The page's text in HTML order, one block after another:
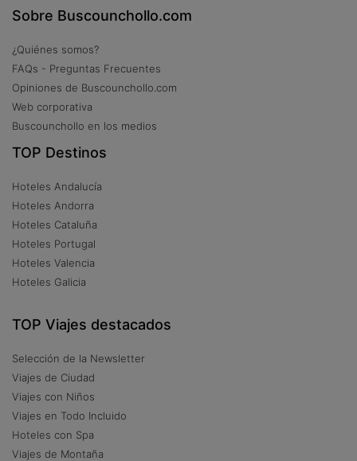
Sobre Buscounchollo.com
¿Quiénes somos?
FAQs - Preguntas Frecuentes
Opiniones de Buscounchollo.com
Web corporativa
Buscounchollo en los medios
TOP Destinos
Hoteles Andalucía
Hoteles Andorra
Hoteles Cataluña
Hoteles Portugal
Hoteles Valencia
Hoteles Galicia
TOP Viajes destacados
Selección de la Newsletter
Viajes de Ciudad
Viajes con Niños
Viajes en Todo Incluido
Hoteles con Spa
Viajes de Montaña